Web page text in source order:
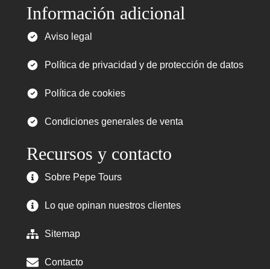
Información adicional
Aviso legal
Política de privacidad y de protección de datos
Política de cookies
Condiciones generales de venta
Recursos y contacto
Sobre Pepe Tours
Lo que opinan nuestros clientes
Sitemap
Contacto